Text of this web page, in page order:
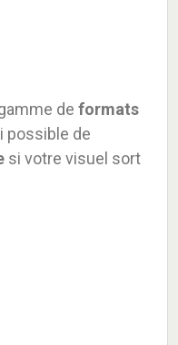
de formats
possible de
si votre visuel sort